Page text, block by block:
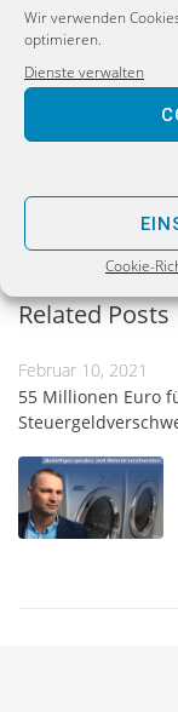
Wir verwenden
optimieren.
Dienste verwalten
Cookie-
An
Posten für
Erneut
Stehen
Related Posts
Februar 10, 2021
55 Millionen Euro